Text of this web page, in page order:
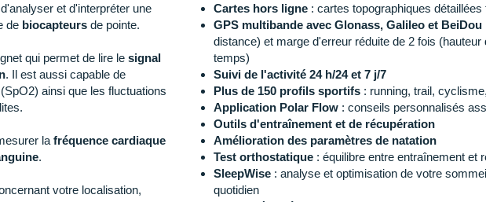
et d'interpréter une
de biocapteurs de pointe.
qui permet de lire le signal
. Il est aussi capable de
ainsi que les fluctuations
la fréquence cardiaque
.
votre localisation,
Cartes hors ligne: cartes topographiques détaillées
GPS multibande avec Glonass, Galileo et BeiDou
distance) et marge d'erreur réduite de 2 fois
temps)
Suivi de l'activité 24 h/24 et 7 j/7
Plus de 150 profils sportifs : running, trail,
Application Polar Flow: conseils personnalisés
Outils d'entraînement et de récupération
Amélioration des paramètres de natation
Test orthostatique : équilibre entre entraînement et
SleepWise: analyse et optimisation de votre
quotidien